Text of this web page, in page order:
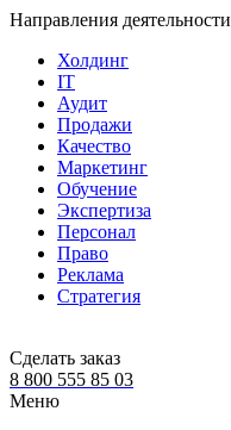
Направления деятельности
Холдинг
IT
Аудит
Продажи
Качество
Маркетинг
Обучение
Экспертиза
Персонал
Право
Реклама
Стратегия
Сделать заказ
8 800 555 85 03
Меню